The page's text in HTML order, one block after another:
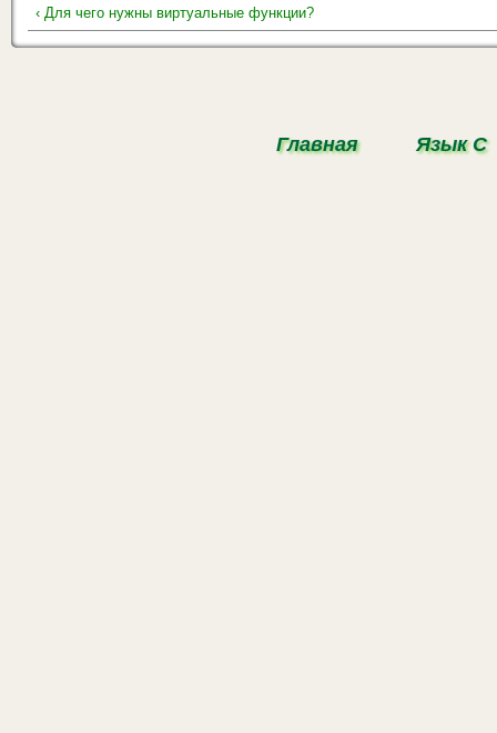
‹ Для чего нужны виртуальные функции?
Главная Язык С